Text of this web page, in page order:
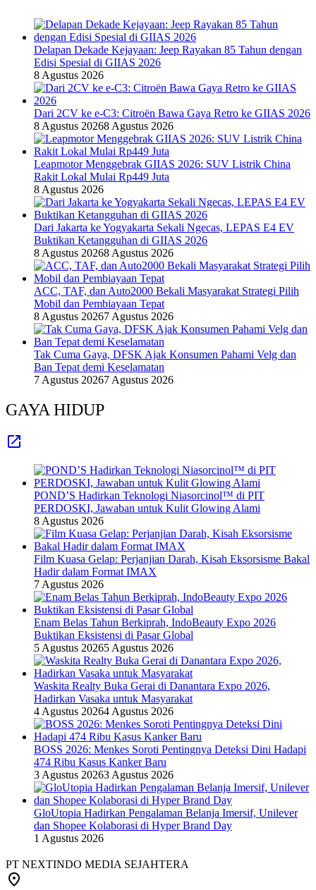
Delapan Dekade Kejayaan: Jeep Rayakan 85 Tahun dengan
Edisi Spesial di GIIAS 2026
8 Agustus 2026
Dari 2CV ke e-C3: Citroën Bawa Gaya Retro ke GIIAS 2026
8 Agustus 20268 Agustus 2026
Leapmotor Menggebrak GIIAS 2026: SUV Listrik China
Rakit Lokal Mulai Rp449 Juta
8 Agustus 2026
Dari Jakarta ke Yogyakarta Sekali Ngecas, LEPAS E4 EV
Buktikan Ketangguhan di GIIAS 2026
8 Agustus 20268 Agustus 2026
ACC, TAF, dan Auto2000 Bekali Masyarakat Strategi Pilih
Mobil dan Pembiayaan Tepat
8 Agustus 20267 Agustus 2026
Tak Cuma Gaya, DFSK Ajak Konsumen Pahami Velg dan
Ban Tepat demi Keselamatan
7 Agustus 20267 Agustus 2026
GAYA HIDUP
POND’S Hadirkan Teknologi Niasorcinol™ di PIT
PERDOSKI, Jawaban untuk Kulit Glowing Alami
8 Agustus 2026
Film Kuasa Gelap: Perjanjian Darah, Kisah Eksorsisme Bakal
Hadir dalam Format IMAX
7 Agustus 2026
Enam Belas Tahun Berkiprah, IndoBeauty Expo 2026
Buktikan Eksistensi di Pasar Global
5 Agustus 20265 Agustus 2026
Waskita Realty Buka Gerai di Danantara Expo 2026,
Hadirkan Vasaka untuk Masyarakat
4 Agustus 20264 Agustus 2026
BOSS 2026: Menkes Soroti Pentingnya Deteksi Dini Hadapi
474 Ribu Kasus Kanker Baru
3 Agustus 20263 Agustus 2026
GloUtopia Hadirkan Pengalaman Belanja Imersif, Unilever
dan Shopee Kolaborasi di Hyper Brand Day
1 Agustus 2026
PT NEXTINDO MEDIA SEJAHTERA